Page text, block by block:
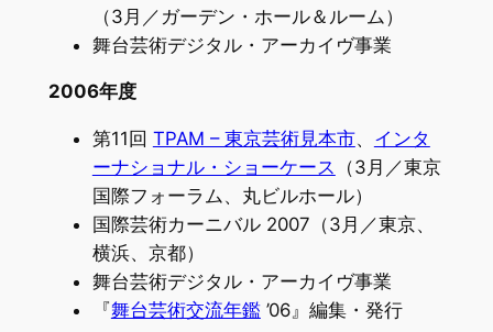
（3月／ガーデン・ホール＆ルーム）
舞台芸術デジタル・アーカイヴ事業
2006年度
第11回 TPAM – 東京芸術見本市、 インタ
ーナショナル・ショーケース （3月／東京
国際フォーラム、丸ビルホール）
国際芸術カーニバル 2007（3月／東京、
横浜、京都）
舞台芸術デジタル・アーカイヴ事業
『舞台芸術交流年鑑’06』編集・発行